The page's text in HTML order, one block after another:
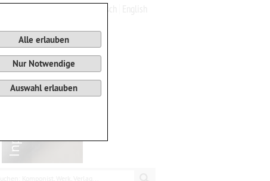
Alle erlauben
Nur Notwendige
Auswahl erlauben